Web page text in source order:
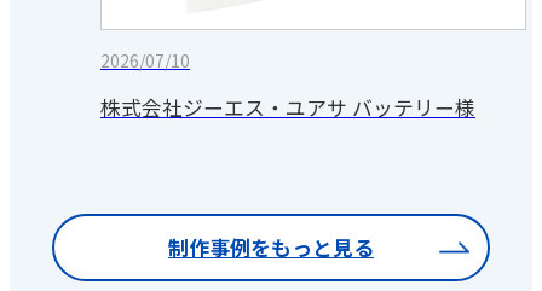
2026/07/10
株式会社ジーエス・ユアサ バッテリー様
制作事例をもっと見る